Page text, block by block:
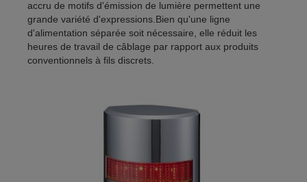
accru de motifs d'émission de lumière permettent une
grande variété d'expressions.Bien qu'une ligne
d'alimentation séparée soit nécessaire, elle réduit les
heures de travail de câblage par rapport aux produits
conventionnels à fils discrets.